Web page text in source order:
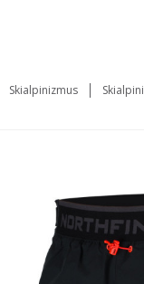
Skialpinizmus